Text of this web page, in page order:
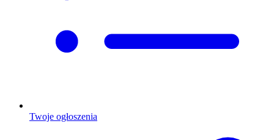
Twoje ogłoszenia